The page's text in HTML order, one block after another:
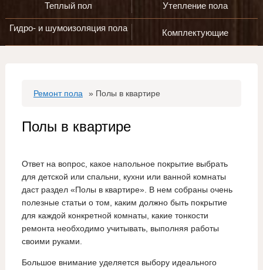
Теплый пол Утепление пола
Гидро- и шумоизоляция пола Комплектующие
Ремонт пола » Полы в квартире
Полы в квартире
Ответ на вопрос, какое напольное покрытие выбрать
для детской или спальни, кухни или ванной комнаты
даст раздел «Полы в квартире». В нем собраны очень
полезные статьи о том, каким должно быть покрытие
для каждой конкретной комнаты, какие тонкости
ремонта необходимо учитывать, выполняя работы
своими руками.
Большое внимание уделяется выбору идеального